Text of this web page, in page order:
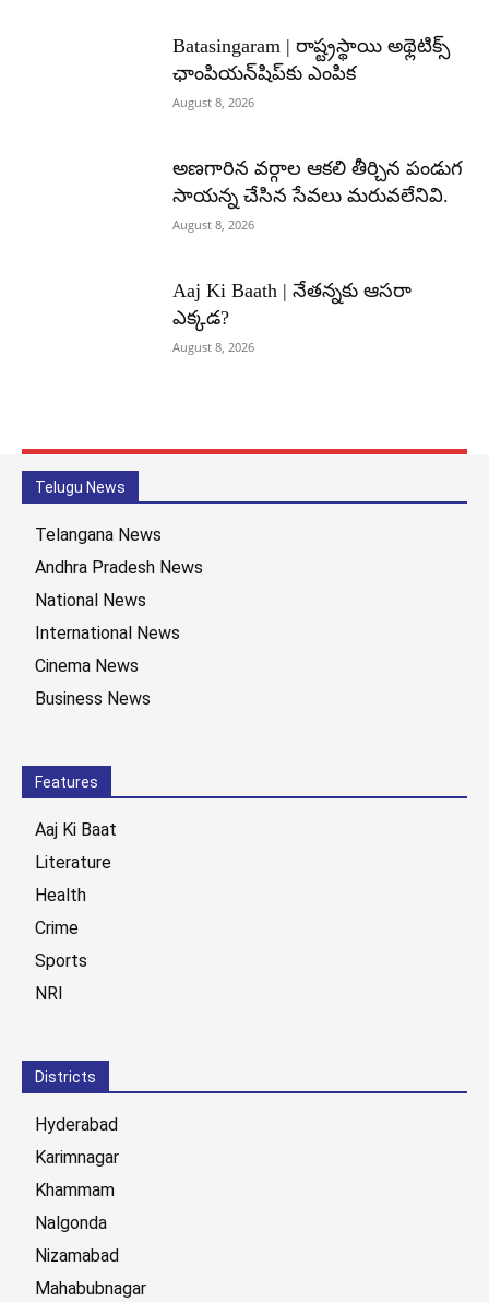
Batasingaram | రాష్ట్రస్థాయి అథ్లెటిక్స్
ఛాంపియన్‌షిప్‌కు ఎంపిక
August 8, 2026
అణగారిన వర్గాల ఆకలి తీర్చిన పండుగ
సాయన్న చేసిన సేవలు మరువలేనివి.
August 8, 2026
Aaj Ki Baath | నేతన్నకు ఆసరా
ఎక్కడ?
August 8, 2026
Telugu News
Telangana News
Andhra Pradesh News
National News
International News
Cinema News
Business News
Features
Aaj Ki Baat
Literature
Health
Crime
Sports
NRI
Districts
Hyderabad
Karimnagar
Khammam
Nalgonda
Nizamabad
Mahabubnagar